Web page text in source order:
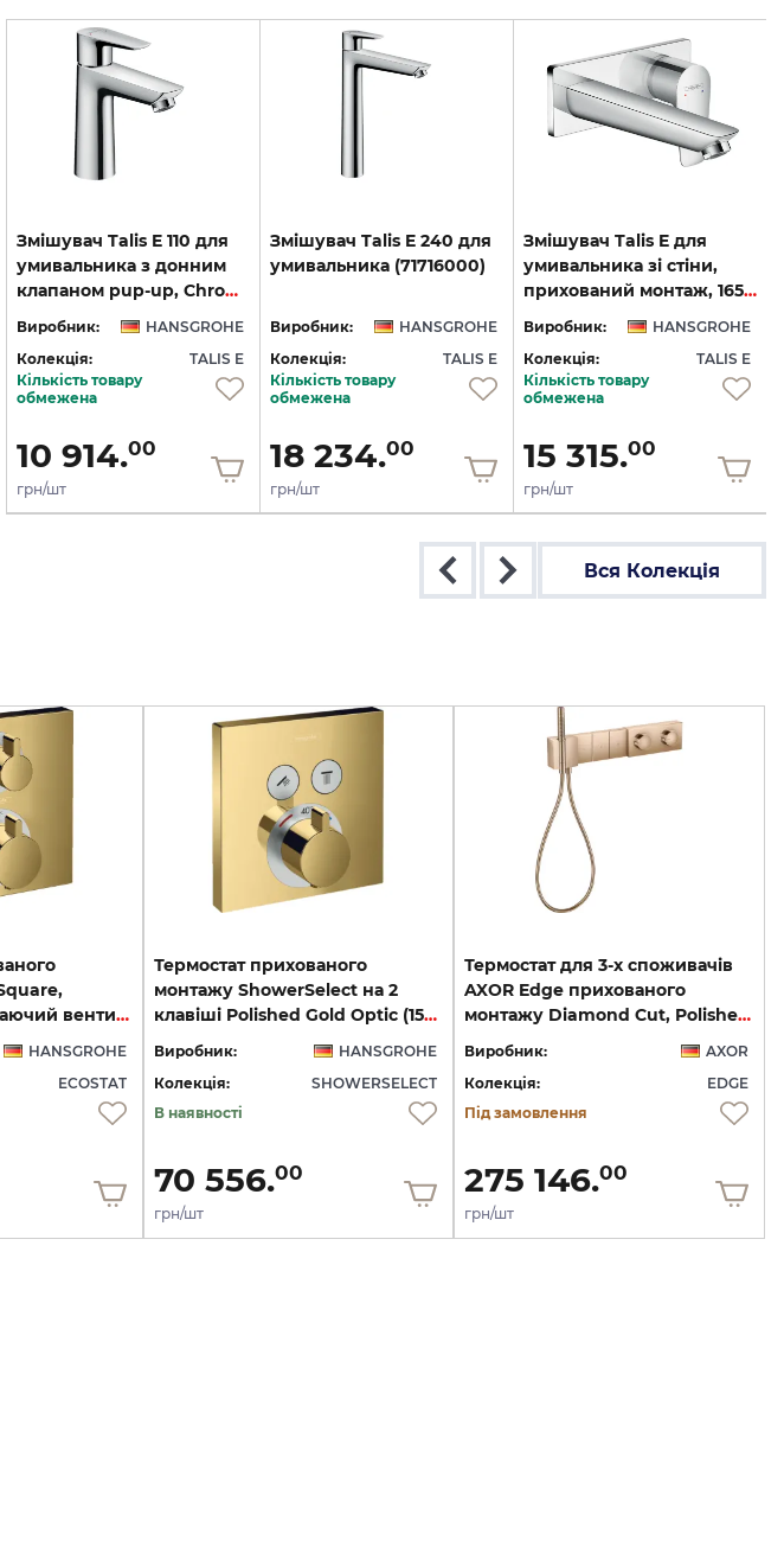
Змішувач Talis E 110 для
умивальника з донним
клапаном pup-up, Chrome (71710000)
Виробник:
HANSGROHE
Колекція:
TALIS E
Кількість товару
обмежена
10 914.00
грн/шт
Змішувач Talis E 240 для
умивальника (71716000)
Виробник:
HANSGROHE
Колекція:
TALIS E
Кількість товару
обмежена
18 234.00
грн/шт
Змішувач Talis E для
умивальника зі стіни,
прихований монтаж, 165 мм, Chrome (71732000)
Виробник:
HANSGROHE
Колекція:
TALIS E
Кількість товару
обмежена
15 315.00
грн/шт
Вся Колекція
запірно-перемикаючий вентиль, 2-ох режимний, Polished Gold Optic (15714990)
HANSGROHE
ECOSTAT
Термостат прихованого
монтажу ShowerSelect на 2
клавіші Polished Gold Optic (15763990)
Виробник:
HANSGROHE
Колекція:
SHOWERSELECT
В наявності
70 556.00
грн/шт
Термостат для 3-х споживачів
AXOR Edge прихованого
монтажу Diamond Cut, Polished Red Gold 46711300
Виробник:
AXOR
Колекція:
EDGE
Під замовлення
275 146.00
грн/шт